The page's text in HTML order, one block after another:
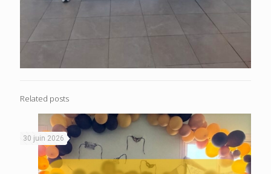
Related posts
30 juin 2026